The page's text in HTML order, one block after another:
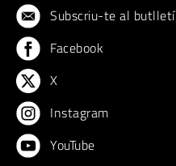
Subscriu-te al butlletí
Facebook
X
Instagram
YouTube